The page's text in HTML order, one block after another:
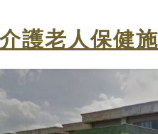
介護老人保健